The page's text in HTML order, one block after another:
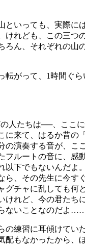
いっても、実際に
れども、この三つ
ん、それぞれの山
がって、1時間ぐ
人たちは──、ここ
来て、はるか昔の
演奏する音が、こ
ルートの音に、感
下でもないんだよ
、その先生に今す
チャに乱しても何
れど、今の君たち
ないことなのだよ
練習に耳傾けてい
もなかったから、